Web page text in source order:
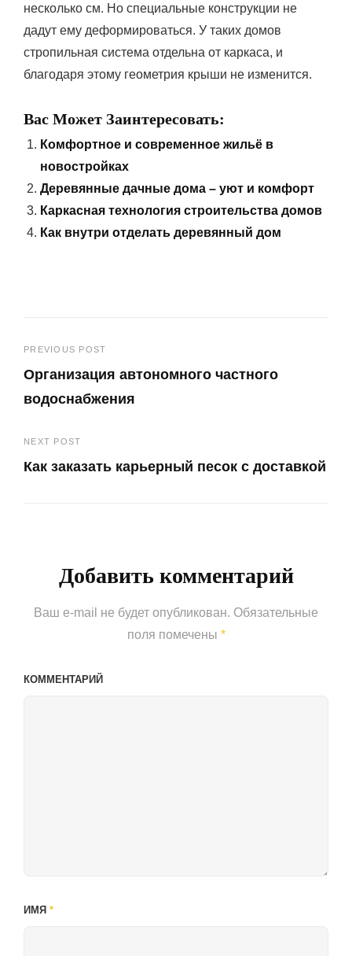
несколько см. Но специальные конструкции не
дадут ему деформироваться. У таких домов
стропильная система отдельна от каркаса, и
благодаря этому геометрия крыши не изменится.
Вас Может Заинтересовать:
Комфортное и современное жильё в
новостройках
Деревянные дачные дома – уют и комфорт
Каркасная технология строительства домов
Как внутри отделать деревянный дом
Навигация
по
PREVIOUS POST
Организация автономного частного
водоснабжения
Post
NEXT POST
Как заказать карьерный песок с доставкой
Добавить комментарий
Ваш e-mail не будет опубликован. Обязательные
поля помечены *
КОММЕНТАРИЙ
ИМЯ *